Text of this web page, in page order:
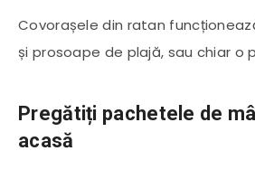
Covorașele din ratan
și prosoape de plajă, sau chiar o
Pregătiți pachetele de
acasă